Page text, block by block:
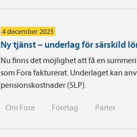
4 december 2025
Ny tjänst – underlag för särskild
Nu finns det möjlighet att få en
som Fora fakturerat. Underlaget kan
pensionskostnader (SLP).
Om Fora Företag Parter